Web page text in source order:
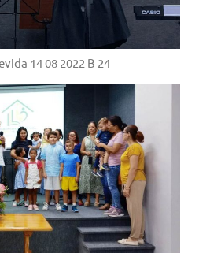
14 08 2022 B 24